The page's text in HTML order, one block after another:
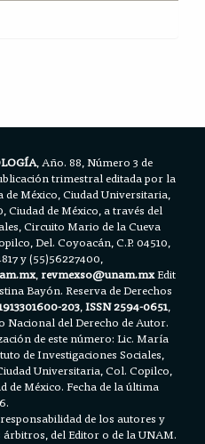
, Año. 88, Número 3 de
trimestral editada por la
México, Ciudad Universitaria,
Ciudad de México, a través del
Circuito Mario de la Cueva
Del. Coyoacán, C.P. 04510,
y (55)56227400,
,revmexso@unam.mxEdit
Bayón. Reserva de Derechos
203,ISSN 2594-0651,
del Derecho de Autor.
de este número: Lic. María
de Investigaciones Sociales,
Universitaria, Col. Copilco,
de México. Fecha de la última
de los autores y
del Editor o de la UNAM.